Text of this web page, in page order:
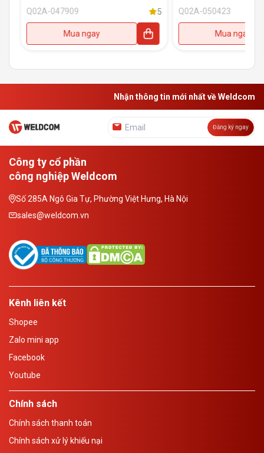
DCK
Q02A-047909 5
Mua ngay
Q02A-050423
Mua ngay
Nhận thông tin mới nhất về Weldcom
Đăng ký ngay
Công ty cổ phần
công nghiệp Weldcom
Số 285A Ngô Gia Tự, Phường Việt Hưng, Hà Nội
sales@weldcom.vn
Kênh liên kết
Shopee
Zalo mini app
Facebook
Youtube
Chính sách
Chính sách thanh toán
Chính sách xử lý khiếu nại